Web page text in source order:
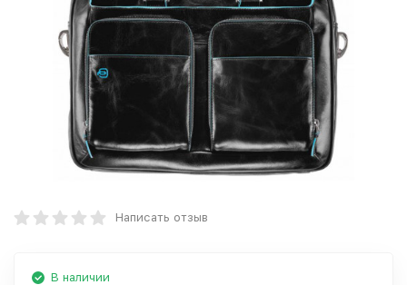
Написать отзыв
В наличии